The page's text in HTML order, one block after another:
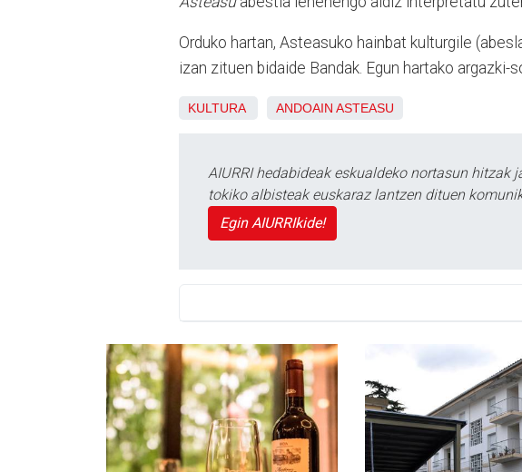
Orduko hartan, Asteasuko hainbat kulturgile
izan zituen bidaide Bandak. Egun hartako argazki-
KULTURA ANDOAIN ASTEASU
AIURRI hedabideak eskualdeko nortasun hitzak
tokiko albisteak euskaraz lantzen dituen
Egin AIURRIkide!